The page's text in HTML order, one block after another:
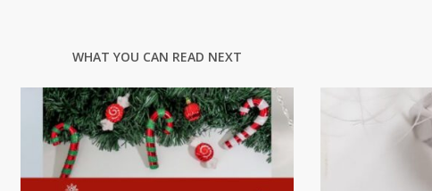
WHAT YOU CAN READ NEXT